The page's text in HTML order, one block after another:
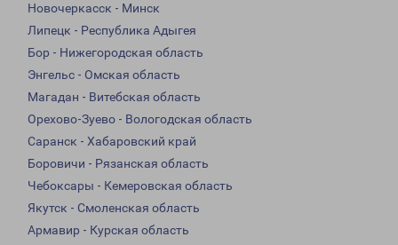
Новочеркасск - Минск
Липецк - Республика Адыгея
Бор - Нижегородская область
Энгельс - Омская область
Магадан - Витебская область
Орехово-Зуево - Вологодская область
Саранск - Хабаровский край
Боровичи - Рязанская область
Чебоксары - Кемеровская область
Якутск - Смоленская область
Армавир - Курская область